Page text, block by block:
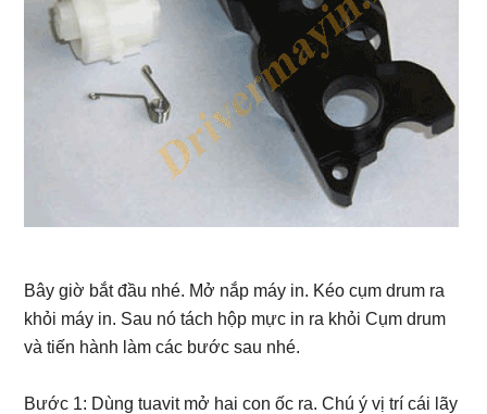
Bây giờ bắt đầu nhé. Mở nắp máy in. Kéo cụm drum ra
khỏi máy in. Sau nó tách hộp mực in ra khỏi Cụm drum
và tiến hành làm các bước sau nhé.
Bước 1: Dùng tuavit mở hai con ốc ra. Chú ý vị trí cái lãy